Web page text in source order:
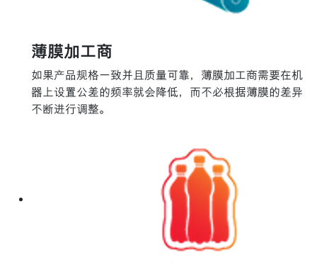
薄膜加工商
如果产品规格一致并且质量可靠，薄膜加工商需要在机
器上设置公差的频率就会降低，而不必根据薄膜的差异
不断进行调整。